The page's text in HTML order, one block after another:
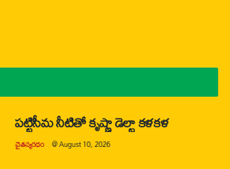
పట్టిసీమ నీటితో కృష్ణా డెల్టా కళకళ
చైతన్యరధం @August 10, 2026